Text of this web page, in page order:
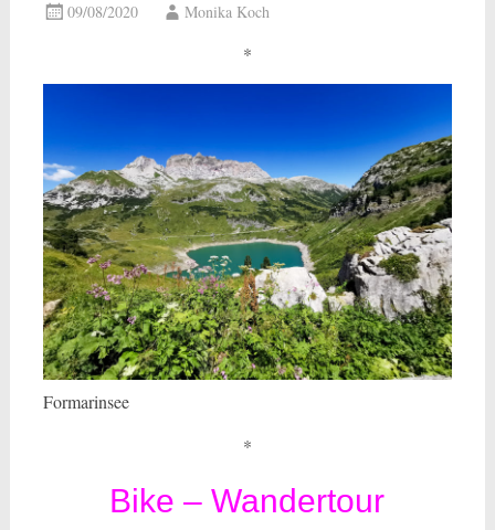
09/08/2020 Monika Koch
*
Formarinsee
*
Bike – Wandertour